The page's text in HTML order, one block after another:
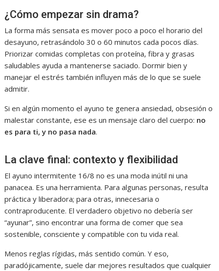
¿Cómo empezar sin drama?
La forma más sensata es mover poco a poco el horario del
desayuno, retrasándolo 30 o 60 minutos cada pocos días.
Priorizar comidas completas con proteína, fibra y grasas
saludables ayuda a mantenerse saciado. Dormir bien y
manejar el estrés también influyen más de lo que se suele
admitir.
Si en algún momento el ayuno te genera ansiedad, obsesión o
malestar constante, ese es un mensaje claro del cuerpo: no
es para ti, y no pasa nada.
La clave final: contexto y flexibilidad
El ayuno intermitente 16/8 no es una moda inútil ni una
panacea. Es una herramienta. Para algunas personas, resulta
práctica y liberadora; para otras, innecesaria o
contraproducente. El verdadero objetivo no debería ser
“ayunar”, sino encontrar una forma de comer que sea
sostenible, consciente y compatible con tu vida real.
Menos reglas rígidas, más sentido común. Y eso,
paradójicamente, suele dar mejores resultados que cualquier